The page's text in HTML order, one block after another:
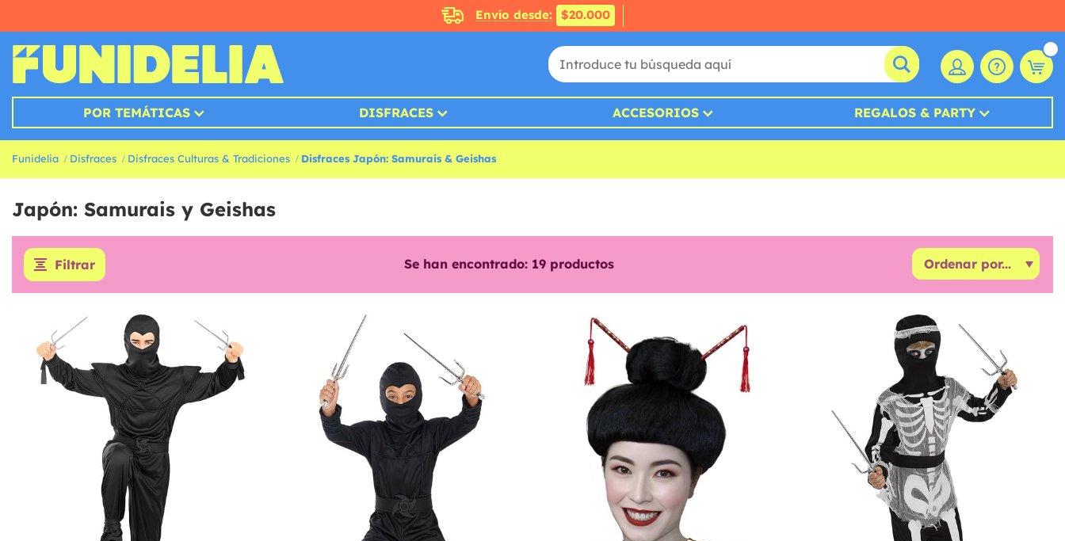
Envío desde: $20.000
POR TEMÁTICAS DISFRACES ACCESORIOS REGALOS & PARTY
Funidelia Disfraces Disfraces Culturas & Tradiciones Disfraces Japón: Samurais & Geishas
Japón: Samurais y Geishas
Filtrar Se han encontrado: 19productos